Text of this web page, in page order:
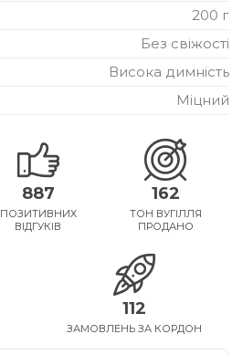
200 г
Без свіжості
Висока димність
Міцний
887
ПОЗИТИВНИХ
ВІДГУКІВ
162
ТОН ВУГІЛЛЯ
ПРОДАНО
112
ЗАМОВЛЕНЬ ЗА КОРДОН